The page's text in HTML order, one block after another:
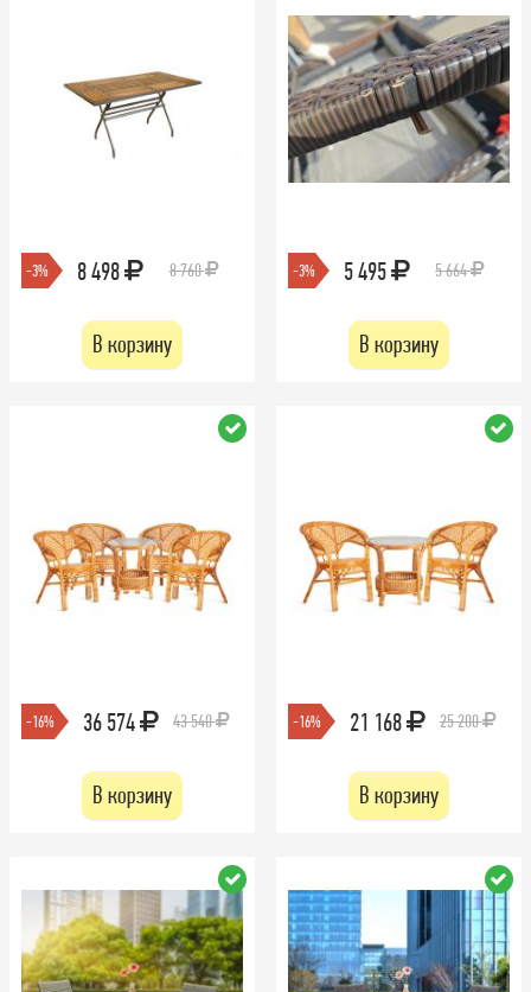
-3% 8 498 8 760
В корзину
-3% 5 495 5 664
В корзину
-16% 36 574 43 540
В корзину
-16% 21 168 25 200
В корзину